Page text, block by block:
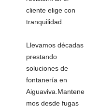
cliente elige con
tranquilidad.
Llevamos décadas
prestando
soluciones de
fontanería en
Aiguaviva.Mantene
mos desde fugas